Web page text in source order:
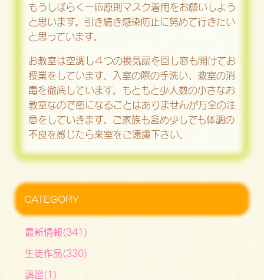
もうしばらく一応原則マスク着用をお願いしよう
と思います。引き続き感染防止に努めて行きたい
と思っています。
お教室は空調し４つの換気扇を回し窓も開けてお
授業をしています。入室の際の手洗い、教室の消
毒を徹底しています。もともと少人数の小さなお
教室なので密になることはありませんが万全の注
意をしていきます。ご家族も含め少しでも体調の
不良を感じたら来室をご遠慮下さい。
CATEGORY
最新情報(341)
生徒作品(330)
講習(1)